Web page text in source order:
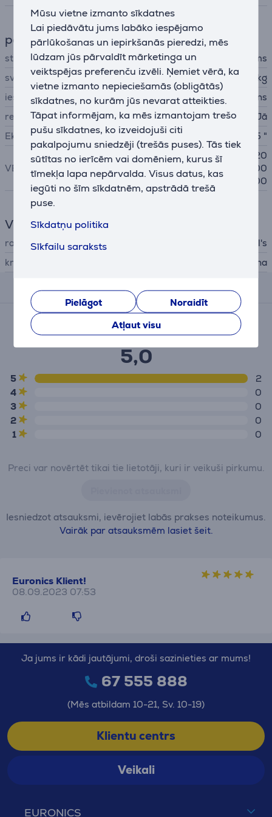
Mūsu vietne izmanto sīkdatnes
Lai piedāvātu jums labāko iespējamo
pārlūkošanas un iepirkšanās pieredzi, mēs
lūdzam jūs pārvaldīt mārketinga un
veiktspējas preferenču izvēli. Ņemiet vērā, ka
vietne izmanto nepieciešamās (obligātās)
sīkdatnes, no kurām jūs nevarat atteikties.
Tāpat informējam, ka mēs izmantojam trešo
pušu sīkdatnes, ko izveidojuši citi
pakalpojumu sniedzēji (trešās puses). Tās tiek
sūtītas no ierīcēm vai domēniem, kurus šī
tīmekļa lapa nepārvalda. Visus datus, kas
iegūti no šīm sīkdatnēm, apstrādā trešā
puse.
Sīkdatņu politika
Sīkfailu saraksts
Pielāgot
Noraidīt
Atļaut visu
paliktņi un stiprinājumi
stiprinājuma / paliktņa veids
Sienas stiprinājums
svars
25 kg
iestādījumi
leņķis, pagrieziens
regulējams VESA
Jā
Ekrāna izmērs
32 65 "
VESA
100x100, 200x100, 200x20
0, 300x200, 300x300, 400
x300, 400x400, 400x200
Vispārējais parametrs
ražotājs
Vogel's
krāsa
melna
Atsauksmes
Vidējais novērtējums
(2)
5,0
5
2
4
0
3
0
2
0
1
0
Preci var novērtēt tikai tie lietotāji, kuri ir veikuši pirkumu.
Iesniedzot atsauksmi, ievērojiet labās prakses noteikumus.
Vairāk par atsauksmēm lasiet šeit.
Euronics Klient!
08.09.2023 07:53
EURONICS
Ja jums ir kādi jautājumi, droši sazinieties ar mums!
67 555 888
(Mēs atbildam 10-21, Sv. 10-19)
Klientu centrs
Veikali